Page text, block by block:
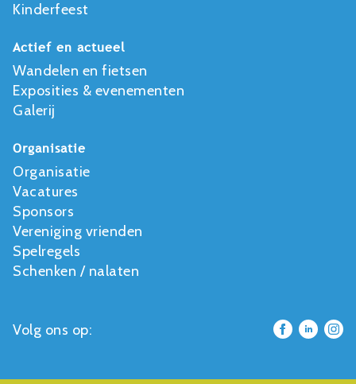
Kinderfeest
Actief en actueel
Wandelen en fietsen
Exposities & evenementen
Galerij
Organisatie
Organisatie
Vacatures
Sponsors
Vereniging vrienden
Spelregels
Schenken / nalaten
Volg ons op: